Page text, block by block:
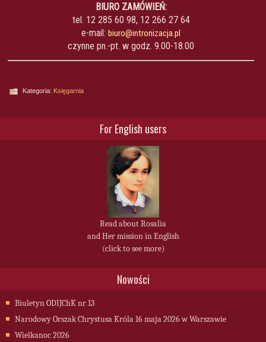
BIURO ZAMÓWIEŃ:
tel. 12 285 60 98, 12 266 27 64
e-mail: biuro@intronizacja.pl
czynne pn.-pt. w godz. 9.00-18.00
Kategoria: Księgarnia
For English users
Read about Rosalia
and Her mission in English
(click to see more)
Nowości
Biuletyn ODIJChK nr 13
Narodowy Orszak Chrystusa Króla 16 maja 2026 w Warszawie
Wielkanoc 2026